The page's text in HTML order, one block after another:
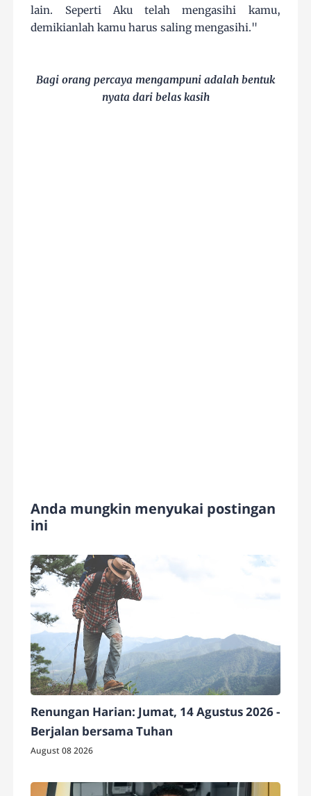
lain. Seperti Aku telah mengasihi kamu,
demikianlah kamu harus saling mengasihi."
Bagi orang percaya mengampuni adalah bentuk
nyata dari belas kasih
Anda mungkin menyukai postingan
ini
Renungan Harian: Jumat, 14 Agustus 2026 -
Berjalan bersama Tuhan
August 08 2026